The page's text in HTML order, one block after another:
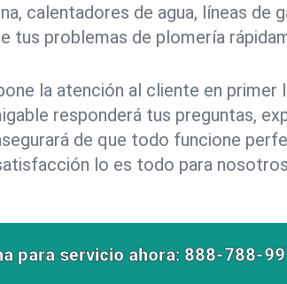
calentadores de agua, líneas de
tus problemas de plomería
la atención al cliente en primer
responderá tus preguntas,
de que todo funcione
lo es todo para
para servicio ahora: 888-788-